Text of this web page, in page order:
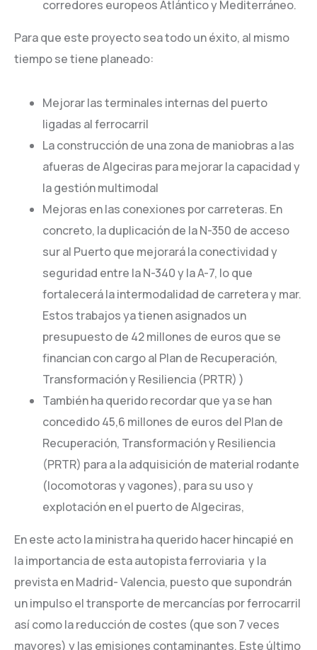
corredores europeos Atlántico y Mediterráneo.
Para que este proyecto sea todo un éxito, al mismo
tiempo se tiene planeado:
Mejorar las terminales internas del puerto
ligadas al ferrocarril
La construcción de una zona de maniobras a las
afueras de Algeciras para mejorar la capacidad y
la gestión multimodal
Mejoras en las conexiones por carreteras. En
concreto, la duplicación de la N-350 de acceso
sur al Puerto que mejorará la conectividad y
seguridad entre la N-340 y la A-7, lo que
fortalecerá la intermodalidad de carretera y mar.
Estos trabajos ya tienen asignados un
presupuesto de 42 millones de euros que se
financian con cargo al Plan de Recuperación,
Transformación y Resiliencia (PRTR) )
También ha querido recordar que ya se han
concedido 45,6 millones de euros del Plan de
Recuperación, Transformación y Resiliencia
(PRTR) para a la adquisición de material rodante
(locomotoras y vagones), para su uso y
explotación en el puerto de Algeciras,
En este acto la ministra ha querido hacer hincapié en
la importancia de esta autopista ferroviaria y la
prevista en Madrid- Valencia, puesto que supondrán
un impulso el transporte de mercancías por ferrocarril
así como la reducción de costes (que son 7 veces
mayores) y las emisiones contaminantes. Este último